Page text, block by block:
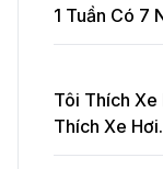
1 Tuần Có 7
Tôi Thích
Thích Xe Hơi.